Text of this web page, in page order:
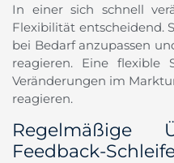
In einer sich schnell
Flexibilität entscheidend.
bei Bedarf anzupassen
reagieren. Eine flexible
Veränderungen im
reagieren.
Regelmäßige
Feedback-